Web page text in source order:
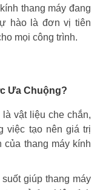
thang máy đang
hào là đơn vị tiên
mọi công trình.
Ưa Chuộng?
vật liệu che chắn,
việc tạo nên giá trị
của thang máy kính
suốt giúp thang máy